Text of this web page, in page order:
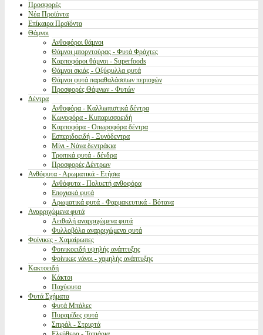
Προσφορές
Νέα Προϊόντα
Επίκαιρα Προϊόντα
Θάμνοι
Ανθοφόροι θάμνοι
Θάμνοι μπορντούρας - Φυτά Φράχτες
Καρποφόροι θάμνοι - Superfoods
Θάμνοι σκιάς - Οξύφυλλα φυτά
Θάμνοι φυτά παραθαλάσσιων περιοχών
Προσφορές Θάμνων - Φυτών
Δέντρα
Ανθοφόρα - Καλλωπιστικά δέντρα
Κωνοφόρα - Κυπαρισσοειδή
Καρποφόρα - Οπωροφόρα δέντρα
Εσπεριδοειδή - Ξυνόδεντρα
Μίνι - Νάνα δεντράκια
Τροπικά φυτά - δένδρα
Προσφορές Δέντρων
Ανθόφυτα - Αρωματικά - Ετήσια
Ανθόφυτα - Πολυετή ανθοφόρα
Εποχιακά φυτά
Αρωματικά φυτά - Φαρμακευτικά - Βότανα
Αναρριχώμενα φυτά
Αειθαλή αναρριχώμενα φυτά
Φυλλοβόλα αναρριχώμενα φυτά
Φοίνικες - Χαμαίρωπες
Φοινικοειδή υψηλής ανάπτυξης
Φοίνικες νάνοι - χαμηλής ανάπτυξης
Κακτοειδή
Κάκτοι
Παχύφυτα
Φυτά Σχήματα
Φυτά Μπάλες
Πυραμίδες φυτά
Σπιράλ - Στριφτά